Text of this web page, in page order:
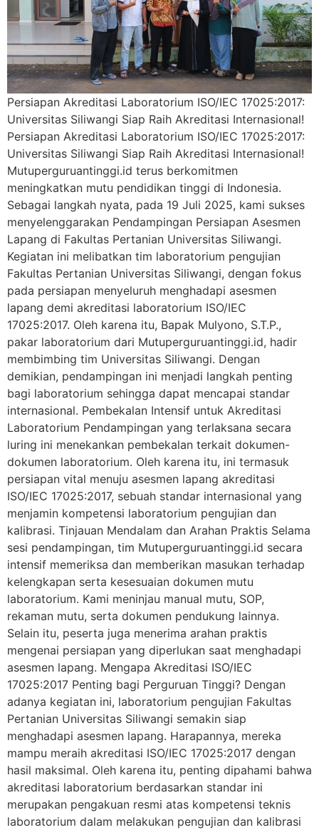
Persiapan Akreditasi Laboratorium ISO/IEC 17025:2017:
Universitas Siliwangi Siap Raih Akreditasi Internasional!
Persiapan Akreditasi Laboratorium ISO/IEC 17025:2017:
Universitas Siliwangi Siap Raih Akreditasi Internasional!
Mutuperguruantinggi.id terus berkomitmen
meningkatkan mutu pendidikan tinggi di Indonesia.
Sebagai langkah nyata, pada 19 Juli 2025, kami sukses
menyelenggarakan Pendampingan Persiapan Asesmen
Lapang di Fakultas Pertanian Universitas Siliwangi.
Kegiatan ini melibatkan tim laboratorium pengujian
Fakultas Pertanian Universitas Siliwangi, dengan fokus
pada persiapan menyeluruh menghadapi asesmen
lapang demi akreditasi laboratorium ISO/IEC
17025:2017. Oleh karena itu, Bapak Mulyono, S.T.P.,
pakar laboratorium dari Mutuperguruantinggi.id, hadir
membimbing tim Universitas Siliwangi. Dengan
demikian, pendampingan ini menjadi langkah penting
bagi laboratorium sehingga dapat mencapai standar
internasional. Pembekalan Intensif untuk Akreditasi
Laboratorium Pendampingan yang terlaksana secara
luring ini menekankan pembekalan terkait dokumen-
dokumen laboratorium. Oleh karena itu, ini termasuk
persiapan vital menuju asesmen lapang akreditasi
ISO/IEC 17025:2017, sebuah standar internasional yang
menjamin kompetensi laboratorium pengujian dan
kalibrasi. Tinjauan Mendalam dan Arahan Praktis Selama
sesi pendampingan, tim Mutuperguruantinggi.id secara
intensif memeriksa dan memberikan masukan terhadap
kelengkapan serta kesesuaian dokumen mutu
laboratorium. Kami meninjau manual mutu, SOP,
rekaman mutu, serta dokumen pendukung lainnya.
Selain itu, peserta juga menerima arahan praktis
mengenai persiapan yang diperlukan saat menghadapi
asesmen lapang. Mengapa Akreditasi ISO/IEC
17025:2017 Penting bagi Perguruan Tinggi? Dengan
adanya kegiatan ini, laboratorium pengujian Fakultas
Pertanian Universitas Siliwangi semakin siap
menghadapi asesmen lapang. Harapannya, mereka
mampu meraih akreditasi ISO/IEC 17025:2017 dengan
hasil maksimal. Oleh karena itu, penting dipahami bahwa
akreditasi laboratorium berdasarkan standar ini
merupakan pengakuan resmi atas kompetensi teknis
laboratorium dalam melakukan pengujian dan kalibrasi